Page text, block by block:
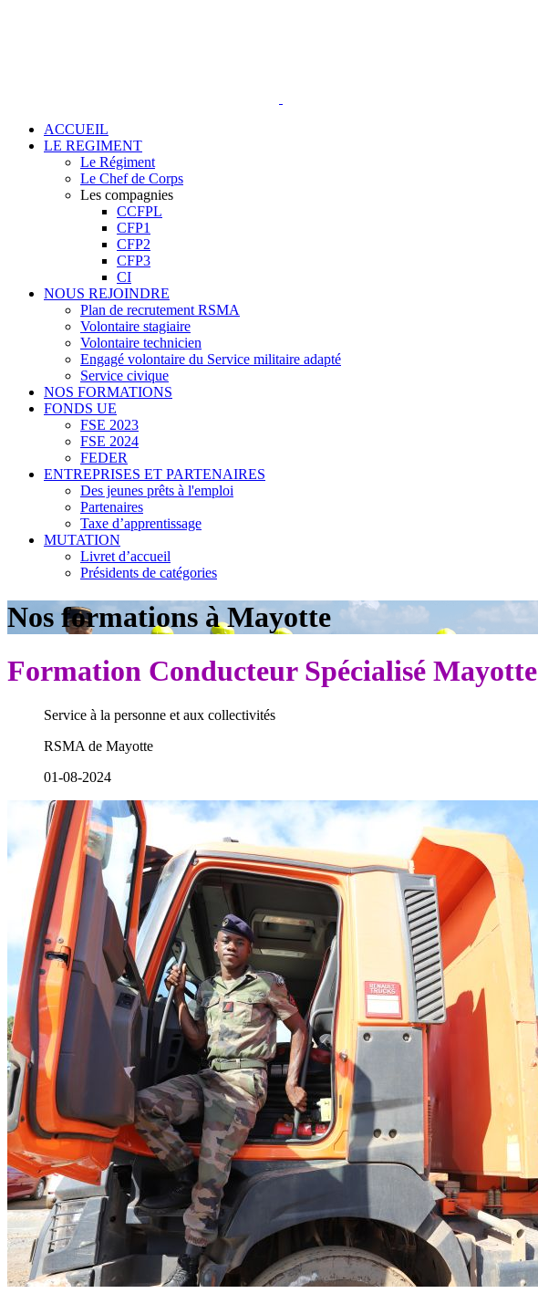
ACCUEIL
LE REGIMENT
Le Régiment
Le Chef de Corps
Les compagnies
CCFPL
CFP1
CFP2
CFP3
CI
NOUS REJOINDRE
Plan de recrutement RSMA
Volontaire stagiaire
Volontaire technicien
Engagé volontaire du Service militaire adapté
Service civique
NOS FORMATIONS
FONDS UE
FSE 2023
FSE 2024
FEDER
ENTREPRISES ET PARTENAIRES
Des jeunes prêts à l'emploi
Partenaires
Taxe d’apprentissage
MUTATION
Livret d’accueil
Présidents de catégories
Nos formations à Mayotte
Formation Conducteur Spécialisé Mayotte
Service à la personne et aux collectivités
RSMA de Mayotte
01-08-2024